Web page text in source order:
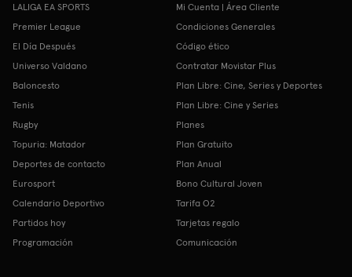
LALIGA EA SPORTS
Premier League
El Día Después
Universo Valdano
Baloncesto
Tenis
Rugby
Topuria: Matador
Deportes de contacto
Eurosport
Calendario Deportivo
Partidos hoy
Programación
Mi Cuenta | Área Cliente
Condiciones Generales
Código ético
Contratar Movistar Plus
Plan Libre: Cine, Series y Deportes
Plan Libre: Cine y Series
Planes
Plan Gratuito
Plan Anual
Bono Cultural Joven
Tarifa O2
Tarjetas regalo
Comunicación